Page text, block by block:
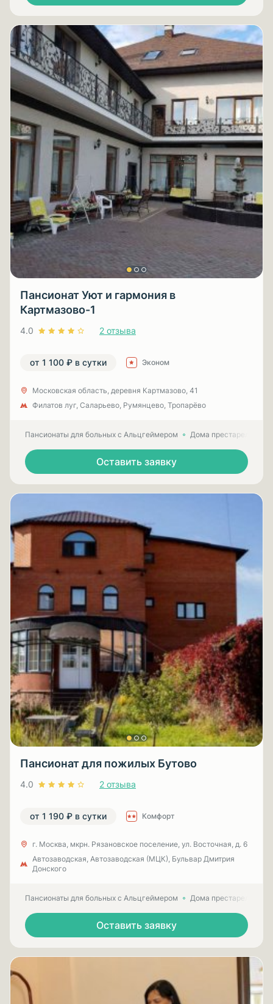
Пансионат Уют и гармония в
Картмазово-1
4.0 2 отзыва
от 1 100 ₽ в сутки Эконом
Московская область, деревня Картмазово, 41
Филатов луг, Саларьево, Румянцево, Тропарёво
Пансионаты для больных с Альцгеймером Дома престарелых
Оставить заявку
Пансионат для пожилых Бутово
4.0 2 отзыва
от 1 190 ₽ в сутки Комфорт
г. Москва, мкрн. Рязановское поселение, ул. Восточная, д. 6
Автозаводская, Автозаводская (МЦК), Бульвар Дмитрия
Донского
Пансионаты для больных с Альцгеймером Дома престарелых
Оставить заявку